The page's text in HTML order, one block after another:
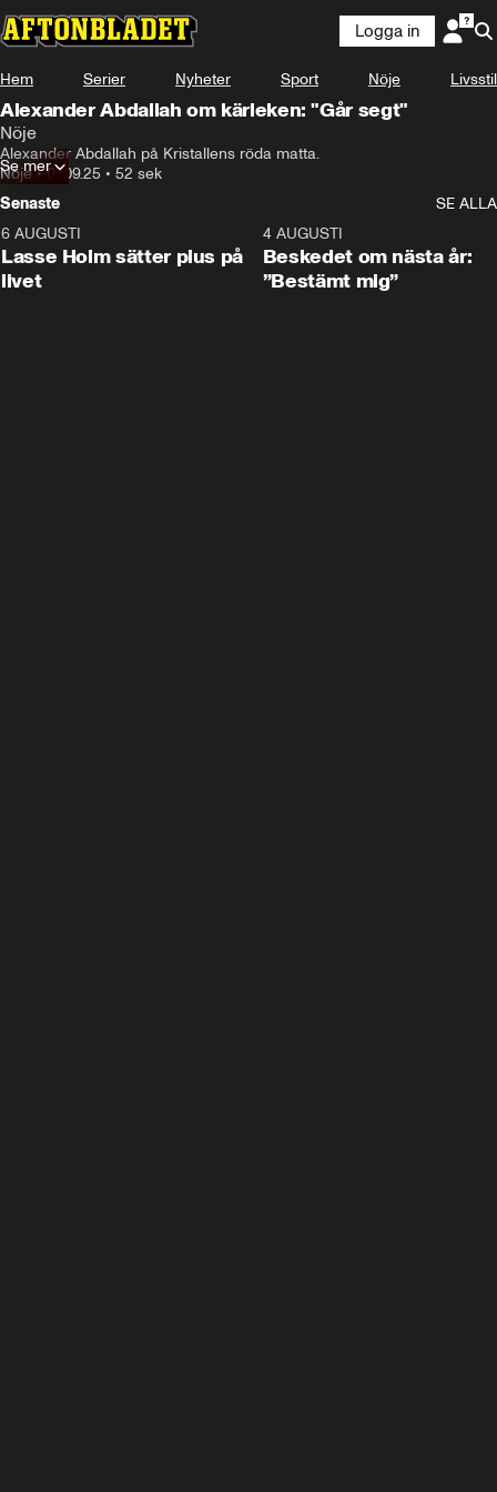
Logga in
Hem Serier Nyheter Sport Nöje Livsstil
Alexander Abdallah om kärleken: "Går segt"
Nöje
Alexander Abdallah på Kristallens röda matta.
Nöje•07.09.25 • 52 sek
Se mer
Senaste
SE ALLA
6 AUGUSTI
Lasse Holm sätter plus på
livet
4 AUGUSTI
Beskedet om nästa år:
”Bestämt mig”